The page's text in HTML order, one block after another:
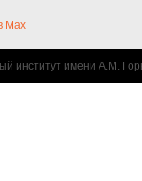
Max
институт имени А.М.